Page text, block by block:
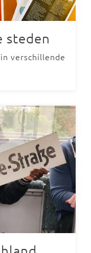
steden
verschillende